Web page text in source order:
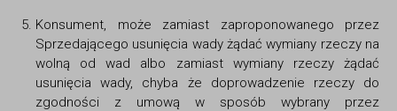
Konsument, może zamiast zaproponowanego przez
Sprzedającego usunięcia wady żądać wymiany rzeczy na
wolną od wad albo zamiast wymiany rzeczy żądać
usunięcia wady, chyba że doprowadzenie rzeczy do
zgodności z umową w sposób wybrany przez